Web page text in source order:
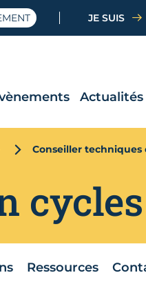
JE SUIS
Actualités
Conseiller techniques
cycles
Ressources